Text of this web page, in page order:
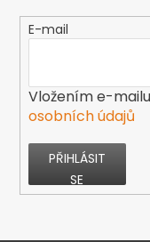
E-mail
Vložením e-
osobních údajů
PŘIHLÁSIT
SE